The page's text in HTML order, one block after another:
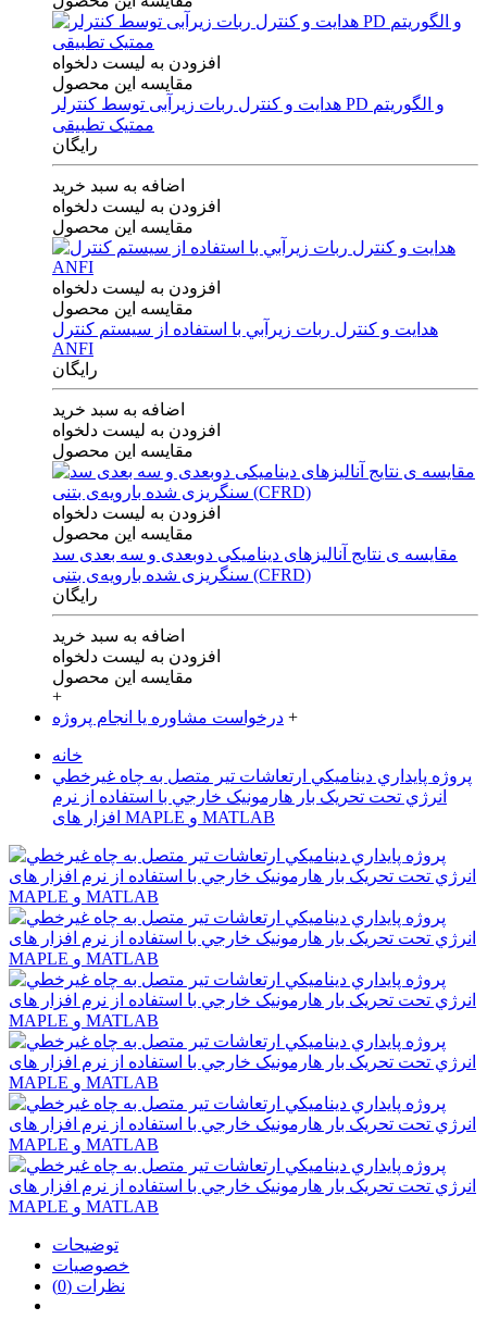
افزودن به لیست دلخواه
مقایسه این محصول
هدایت و کنترل ربات زیرآبی توسط کنترلر PD و الگوریتم
ممتیک تطبیقی
رایگان
اضافه به سبد خرید
افزودن به لیست دلخواه
مقایسه این محصول
افزودن به لیست دلخواه
مقایسه این محصول
هدايت و كنترل ربات زيرآبي با استفاده از سيستم كنترل
ANFI
رایگان
اضافه به سبد خرید
افزودن به لیست دلخواه
مقایسه این محصول
افزودن به لیست دلخواه
مقایسه این محصول
مقایسه ی‌ نتایج آنالیزهای‌ دینامیکی‌ دوبعدی‌ و‌ سه بعدی‌ سد
سنگریزی‌ شده با‌رویه‌ی‌ بتنی‌ (CFRD)
رایگان
اضافه به سبد خرید
افزودن به لیست دلخواه
مقایسه این محصول
+
درخواست مشاوره یا انجام پروژه +
خانه
پروژه پايداري ديناميکي ارتعاشات تير متصل به چاه غيرخطي
انرژي تحت تحريک بار هارمونيک خارجي با استفاده از نرم
افزار های MAPLE و MATLAB
توضیحات
خصوصیات
نظرات (0)